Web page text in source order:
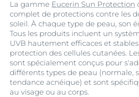
La gamme Eucerin Sun Protection
complet de protections contre les
soleil. À chaque type de peau, son
Tous les produits incluent un
UVB hautement efficaces et
protection des cellules cutanées.
sont spécialement conçus pour
différents types de peau (normale,
tendance acnéique) et sont
au visage ou au corps.